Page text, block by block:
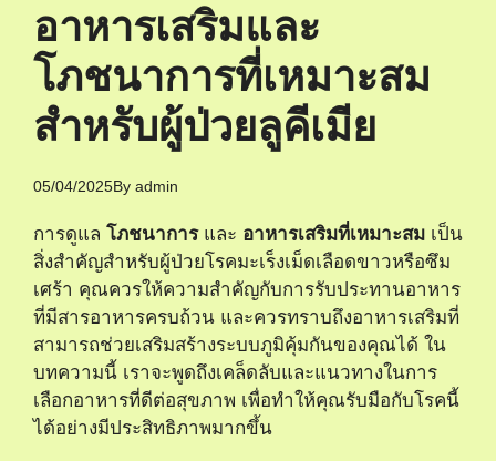
อาหารเสริมและ
โภชนาการที่เหมาะสม
สำหรับผู้ป่วยลูคีเมีย
05/04/2025By admin
การดูแล โภชนาการและ อาหารเสริมที่เหมาะสม เป็น
สิ่งสำคัญสำหรับผู้ป่วยโรคมะเร็งเม็ดเลือดขาวหรือซึม
เศร้า คุณควรให้ความสำคัญกับการรับประทานอาหาร
ที่มีสารอาหารครบถ้วน และควรทราบถึงอาหารเสริมที่
สามารถช่วยเสริมสร้างระบบภูมิคุ้มกันของคุณได้ ใน
บทความนี้ เราจะพูดถึงเคล็ดลับและแนวทางในการ
เลือกอาหารที่ดีต่อสุขภาพ เพื่อทำให้คุณรับมือกับโรคนี้
ได้อย่างมีประสิทธิภาพมากขึ้น